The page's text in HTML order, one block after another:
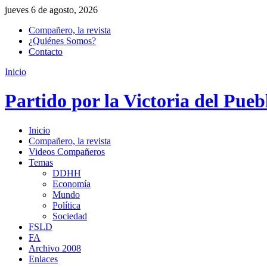
jueves 6 de agosto, 2026
Compañero, la revista
¿Quiénes Somos?
Contacto
Inicio
Partido por la Victoria del
Inicio
Compañero, la revista
Videos Compañeros
Temas
DDHH
Economía
Mundo
Política
Sociedad
FSLD
FA
Archivo 2008
Enlaces